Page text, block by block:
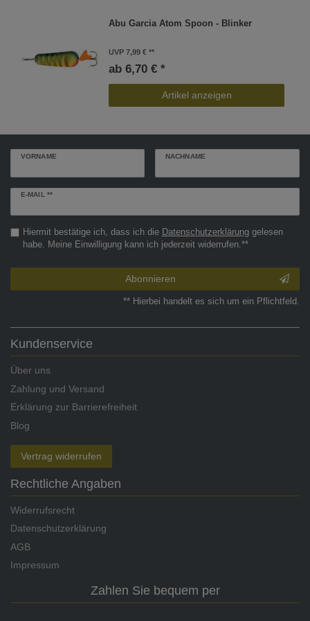
Abu Garcia Atom Spoon - Blinker
UVP 7,99 €
ab 6,70 € *
Artikel anzeigen
VORNAME NACHNAME
E-MAIL **
Newsletter
Hiermit bestätige ich, dass ich die Daten­schutz­erklärunggelesen
habe. Meine Einwilligung kann ich jederzeit widerrufen.**
Abonnieren
** Hierbei handelt es sich um ein Pflichtfeld.
Kundenservice
Über uns
Zahlung und Versand
Erklärung zur Barrierefreiheit
Blog
Vertrag widerrufen
Rechtliche Angaben
Widerrufsrecht
Datenschutzerklärung
AGB
Impressum
Zahlen Sie bequem per